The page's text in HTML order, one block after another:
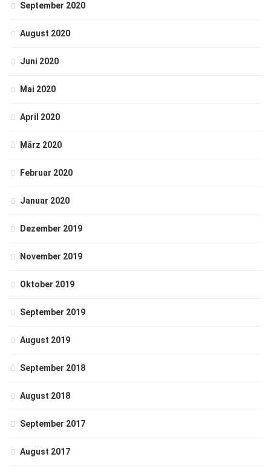
September 2020
August 2020
Juni 2020
Mai 2020
April 2020
März 2020
Februar 2020
Januar 2020
Dezember 2019
November 2019
Oktober 2019
September 2019
August 2019
September 2018
August 2018
September 2017
August 2017